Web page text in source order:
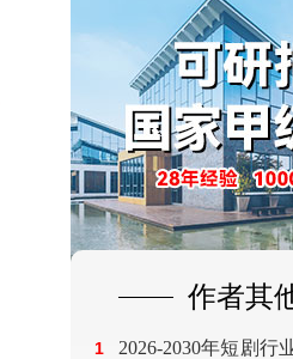
作者其
1
2026-2030年短剧行